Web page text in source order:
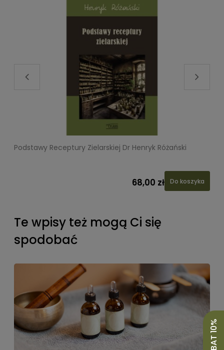
Podstawy Receptury Zielarskiej Dr Henryk Różański
68,00 zł Do koszyka
Te wpisy też mogą Ci się
spodobać